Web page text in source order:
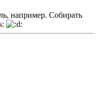
например. Собирать